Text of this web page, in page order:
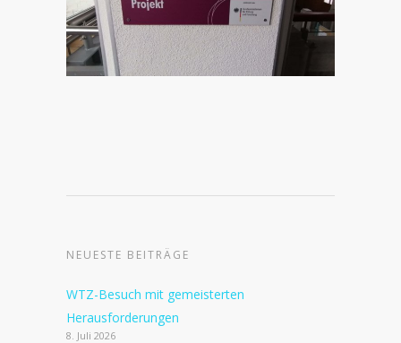
NEUESTE BEITRÄGE
WTZ-Besuch mit gemeisterten
Herausforderungen
8. Juli 2026